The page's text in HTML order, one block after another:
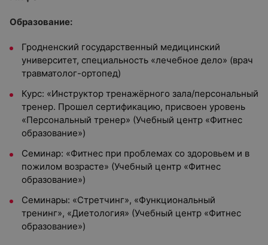
Образование:
Гродненский государственный медицинский
университет, специальность «лечебное дело» (врач
травматолог-ортопед)
Курс: «Инструктор тренажёрного зала/персональный
тренер. Прошел сертификацию, присвоен уровень
«Персональный тренер» (Учебный центр «Фитнес
образование»)
Семинар: «Фитнес при проблемах со здоровьем и в
пожилом возрасте» (Учебный центр «Фитнес
образование»)
Семинары: «Стретчинг», «Функциональный
тренинг», «Диетология» (Учебный центр «Фитнес
образование»)